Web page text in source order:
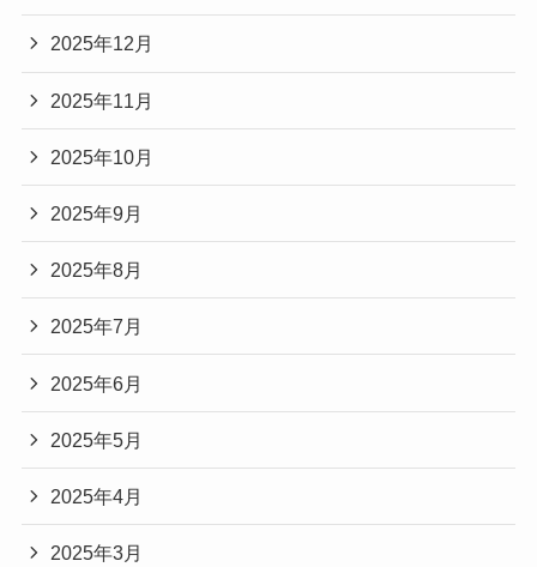
2025年12月
2025年11月
2025年10月
2025年9月
2025年8月
2025年7月
2025年6月
2025年5月
2025年4月
2025年3月